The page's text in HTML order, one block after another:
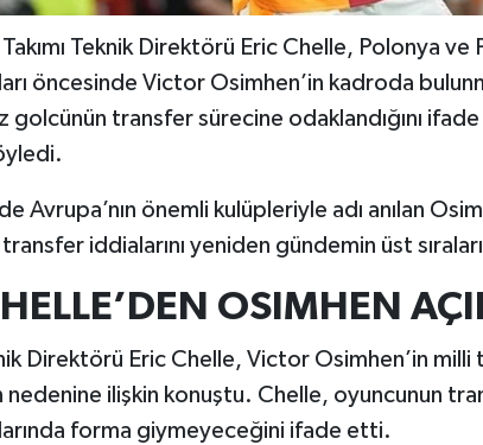
Teknik Direktörü Eric Chelle, Polonya
öncesinde Victor Osimhen’in kadroda
golcünün transfer sürecine odaklandığını
Avrupa’nın önemli kulüpleriyle adı anılan
iddialarını yeniden gündemin üst
OSIMHEN
Direktörü Eric Chelle, Victor Osimhen’in milli
nedenine ilişkin konuştu. Chelle, oyuncunun
forma giymeyeceğini ifade etti.